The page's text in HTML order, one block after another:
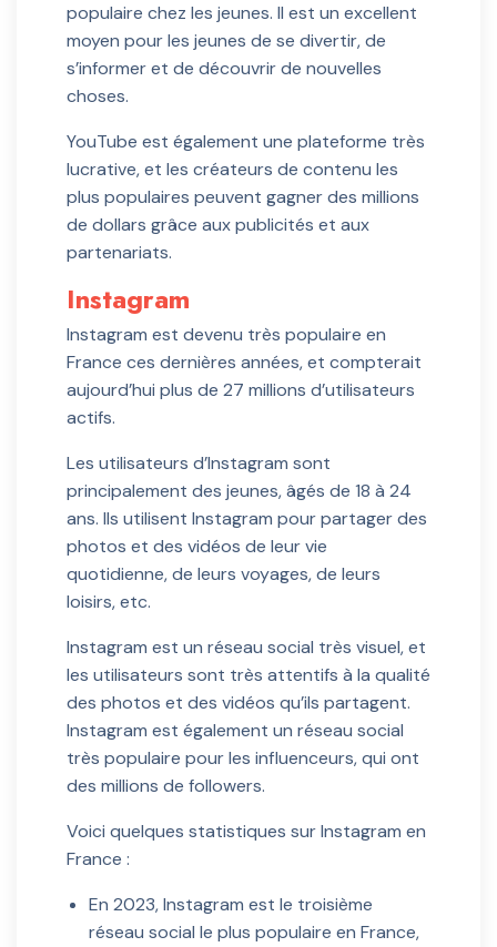
populaire chez les jeunes. Il est un excellent
moyen pour les jeunes de se divertir, de
s’informer et de découvrir de nouvelles
choses.
YouTube est également une plateforme très
lucrative, et les créateurs de contenu les
plus populaires peuvent gagner des millions
de dollars grâce aux publicités et aux
partenariats.
Instagram
Instagram est devenu très populaire en
France ces dernières années, et compterait
aujourd’hui plus de 27 millions d’utilisateurs
actifs.
Les utilisateurs d’Instagram sont
principalement des jeunes, âgés de 18 à 24
ans. Ils utilisent Instagram pour partager des
photos et des vidéos de leur vie
quotidienne, de leurs voyages, de leurs
loisirs, etc.
Instagram est un réseau social très visuel, et
les utilisateurs sont très attentifs à la qualité
des photos et des vidéos qu’ils partagent.
Instagram est également un réseau social
très populaire pour les influenceurs, qui ont
des millions de followers.
Voici quelques statistiques sur Instagram en
France :
En 2023, Instagram est le troisième
réseau social le plus populaire en France,